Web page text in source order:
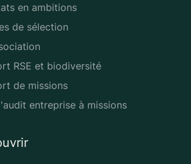
en ambitions
de sélection
RSE et biodiversité
de missions
entreprise à missions